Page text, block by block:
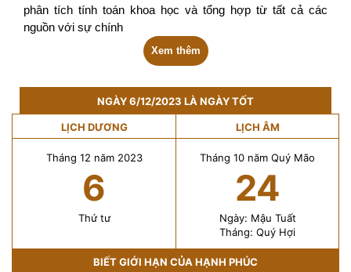
phân tích tính toán khoa học và tổng hợp từ tất cả các
nguồn với sự chính
Xem thêm
NGÀY 6/12/2023 LÀ NGÀY TỐT
LỊCH DƯƠNG LỊCH ÂM
Tháng 12 năm 2023
6
Thứ tư
Tháng 10 năm Quý Mão
24
Ngày: Mậu Tuất
Tháng: Quý Hợi
BIẾT GIỚI HẠN CỦA HẠNH PHÚC